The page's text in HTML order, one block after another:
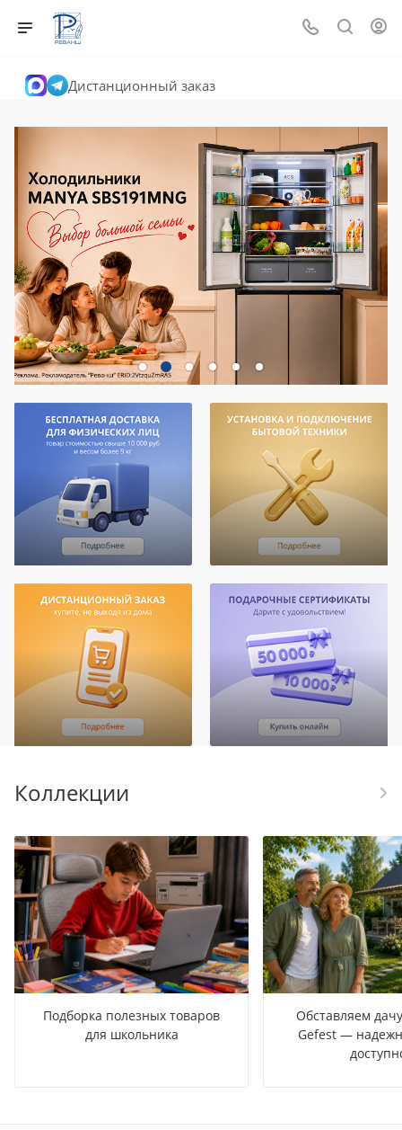
Дистанционный заказ
Коллекции
Подборка полезных товаров
для школьника
Обставляем
Gefest —